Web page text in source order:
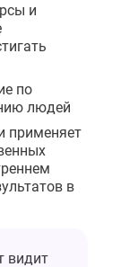
и
по
людей
применяет
в
видит